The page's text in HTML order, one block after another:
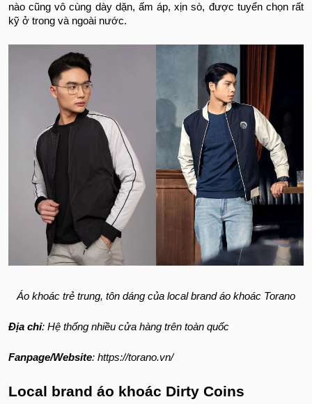
nào cũng vô cùng dày dặn, ấm áp, xịn sò, được tuyển chọn rất
kỹ ở trong và ngoài nước.
Áo khoác trẻ trung, tôn dáng của local brand áo khoác Torano
Địa chỉ: Hệ thống nhiều cửa hàng trên toàn quốc
Fanpage/Website: https://torano.vn/
Local brand áo khoác Dirty Coins